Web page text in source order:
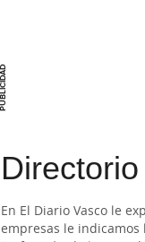
En El Diario Vasco le
empresas le